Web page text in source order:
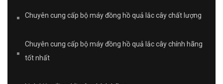
Chuyên cung cấp bộ máy đồng hồ quả lắc cây chất lượng
Chuyên cung cấp bộ máy đồng hồ quả lắc cây chính hãng
tốt nhất